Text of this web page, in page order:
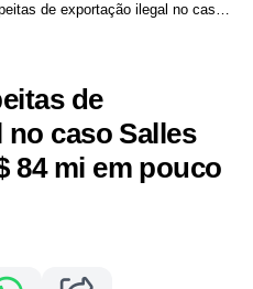
de exportação ilegal no caso
de
caso Salles
84 mi em pouco